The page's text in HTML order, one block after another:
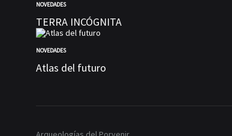
NOVEDADES
TERRA INCÓGNITA
NOVEDADES
Atlas del futuro